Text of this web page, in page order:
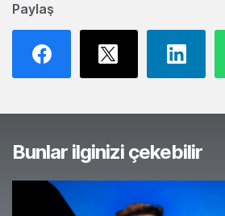
Paylaş
Bunlar ilginizi çekebilir